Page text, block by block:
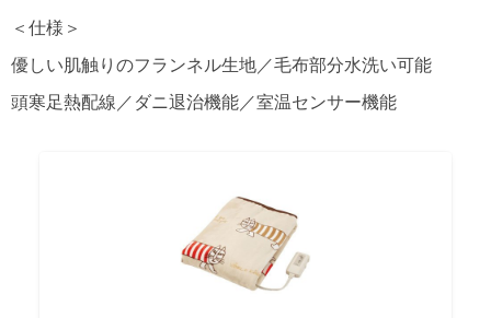
＜仕様＞
優しい肌触りのフランネル生地／毛布部分水洗い可能
頭寒足熱配線／ダニ退治機能／室温センサー機能